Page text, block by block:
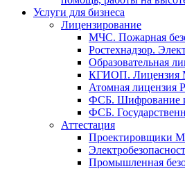
Услуги для бизнеса
Лицензирование
МЧС. Пожарная
Ростехнадзор.
Образовательная
КГИОП. Лицензия
Атомная лицензия
ФСБ. Шифрование
ФСБ.
Аттестация
Проектировщики
Промышленная